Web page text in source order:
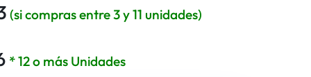
(si compras entre 3 y 11 unidades)
* 12 o más Unidades